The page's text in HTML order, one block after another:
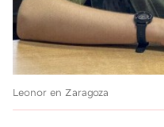
Leonor en Zaragoza